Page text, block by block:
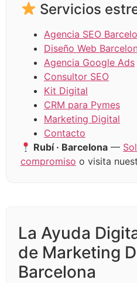
Servicios
Agencia SEO
Diseño Web
Agencia Google Ads
Consultor SEO
Kit Digital
CRM para Pymes
Marketing Digital
Contacto
Rubí · Barcelona —
compromiso o visita
La Ayuda
de Marketing
Barcelona